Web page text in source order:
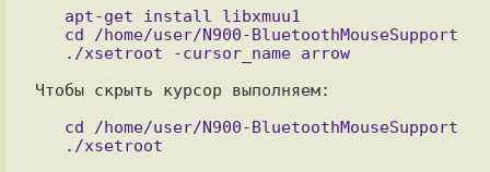
   ./xsetroot -cursor_name arrow
Чтобы скрыть курсор выполняем: